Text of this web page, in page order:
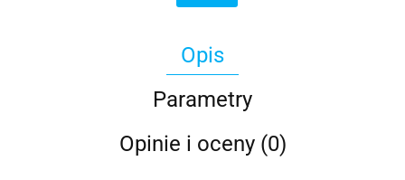
Opis
Parametry
Opinie i oceny (0)